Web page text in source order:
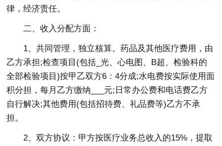
律，经济责任。
二、收入分配方面：
1、共同管理，独立核算。药品及其他医疗费用，由
乙方承担;检查项目(包括_光、心电图、B超、检验科的
全部检验项目)按甲乙双方6：4分成;水电费按实际使用面
积分担，每月乙方缴纳___元;日常办公费和电话费乙方
自行解决;其他费用(包括招待费、礼品费等)乙方不承
担。
2、双方协议：甲方按医疗业务总收入的15%，提取